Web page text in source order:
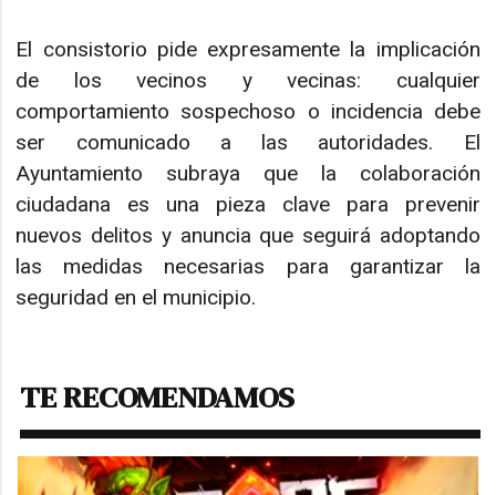
El consistorio pide expresamente la implicación
de los vecinos y vecinas: cualquier
comportamiento sospechoso o incidencia debe
ser comunicado a las autoridades. El
Ayuntamiento subraya que la colaboración
ciudadana es una pieza clave para prevenir
nuevos delitos y anuncia que seguirá adoptando
las medidas necesarias para garantizar la
seguridad en el municipio.
TE RECOMENDAMOS